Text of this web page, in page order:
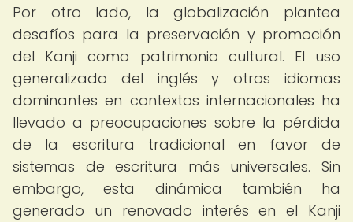
Por otro lado, la globalización plantea
desafíos para la preservación y promoción
del Kanji como patrimonio cultural. El uso
generalizado del inglés y otros idiomas
dominantes en contextos internacionales ha
llevado a preocupaciones sobre la pérdida
de la escritura tradicional en favor de
sistemas de escritura más universales. Sin
embargo, esta dinámica también ha
generado un renovado interés en el Kanji